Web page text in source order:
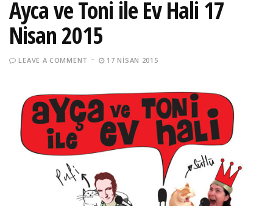
Ayca ve Toni ile Ev Hali 17
Nisan 2015
LEAVE A COMMENT 17 NISAN 2015